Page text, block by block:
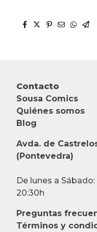
Contacto
Sousa Comics
Quiénes somos
Blog
Avda. de
(Pontevedra)
De lunes a Sábado:
20:30h
Preguntas
Términos y